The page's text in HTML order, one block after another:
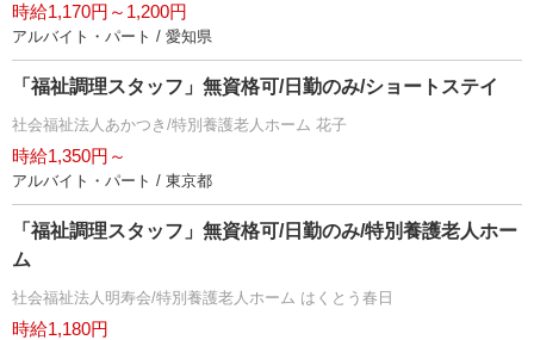
時給1,170円～1,200円
アルバイト・パート / 愛知県
「福祉調理スタッフ」無資格可/日勤のみ/ショートステイ
社会福祉法人あかつき/特別養護老人ホーム 花子
時給1,350円～
アルバイト・パート / 東京都
「福祉調理スタッフ」無資格可/日勤のみ/特別養護老人ホー
ム
社会福祉法人明寿会/特別養護老人ホーム はくとう春日
時給1,180円